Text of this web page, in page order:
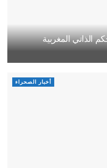
الذاتي المغربية
أخبار الصحراء